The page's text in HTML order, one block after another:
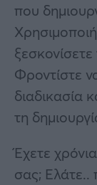
που
Φροντίστε
διαδικασία
τη
Έχετε
σας; Ελάτε..